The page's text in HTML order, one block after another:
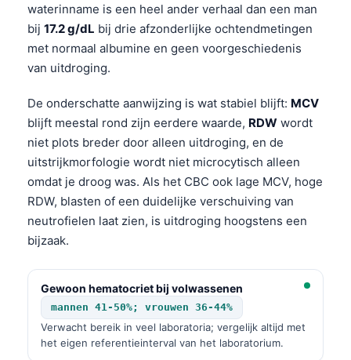
waterinname is een heel ander verhaal dan een man
bij 17.2 g/dL bij drie afzonderlijke ochtendmetingen
met normaal albumine en geen voorgeschiedenis
van uitdroging.
De onderschatte aanwijzing is wat stabiel blijft: MCV
blijft meestal rond zijn eerdere waarde, RDW wordt
niet plots breder door alleen uitdroging, en de
uitstrijkmorfologie wordt niet microcytisch alleen
omdat je droog was. Als het CBC ook lage MCV, hoge
RDW, blasten of een duidelijke verschuiving van
neutrofielen laat zien, is uitdroging hoogstens een
bijzaak.
Gewoon hematocriet bij volwassenen
mannen 41-50%; vrouwen 36-44%
Verwacht bereik in veel laboratoria; vergelijk altijd met
het eigen referentieinterval van het laboratorium.